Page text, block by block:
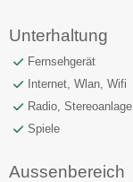
Unterhaltung
Fernsehgerät
Internet, Wlan, Wifi
Radio, Stereoanlage
Spiele
Aussenbereich